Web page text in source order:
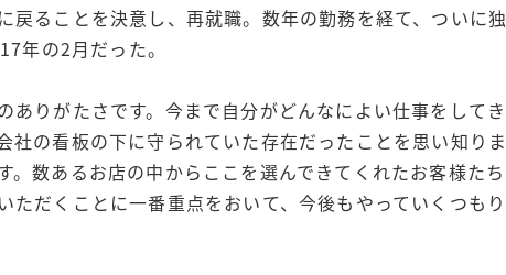
戻ることを決意し、再就職。数年の勤務を経て、ついに独
年の2月だった。
ありがたさです。今まで自分がどんなによい仕事をしてき
社の看板の下に守られていた存在だったことを思い知りま
。数あるお店の中からここを選んできてくれたお客様たち
ただくことに一番重点をおいて、今後もやっていくつもり